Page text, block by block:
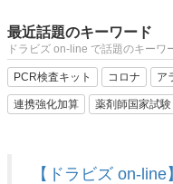
最近話題のキーワード
ドラビズ on-line で話題のキーワ
PCR検査キット コロナ ア
連携強化加算 薬剤師国家試験
【ドラビズ on-